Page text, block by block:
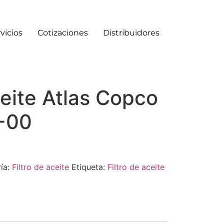
Cotizaciones Distribuidores
Atlas Copco
00
Filtro de aceite Etiqueta: Filtro de aceite